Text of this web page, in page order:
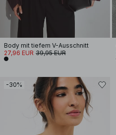
Body mit tiefem V-Ausschnitt
27,96 EUR 39,95 EUR
-30%